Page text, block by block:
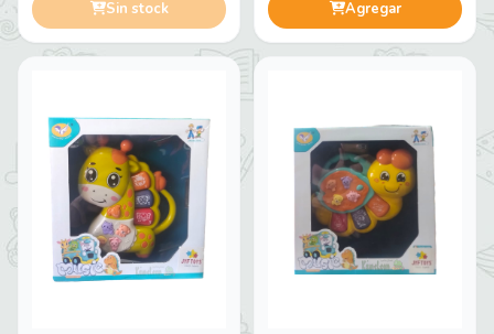
Sin stock Agregar